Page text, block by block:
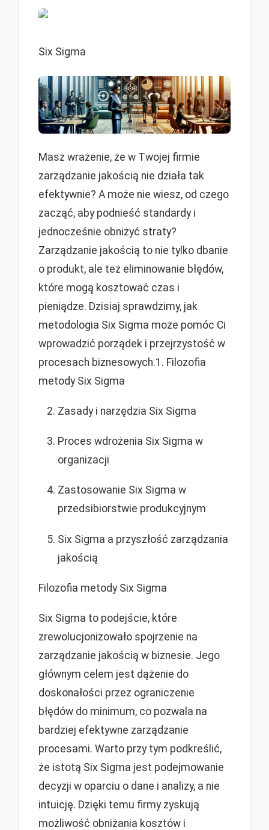
Six Sigma
Masz wrażenie, że w Twojej firmie
zarządzanie jakością nie działa tak
efektywnie? A może nie wiesz, od czego
zacząć, aby podnieść standardy i
jednocześnie obniżyć straty?
Zarządzanie jakością to nie tylko dbanie
o produkt, ale też eliminowanie błędów,
które mogą kosztować czas i
pieniądze. Dzisiaj sprawdzimy, jak
metodologia Six Sigma może pomóc Ci
wprowadzić porządek i przejrzystość w
procesach biznesowych.1. Filozofia
metody Six Sigma
Zasady i narzędzia Six Sigma
Proces wdrożenia Six Sigma w
organizacji
Zastosowanie Six Sigma w
przedsibiorstwie produkcyjnym
Six Sigma a przyszłość zarządzania
jakością
Filozofia metody Six Sigma
Six Sigma to podejście, które
zrewolucjonizowało spojrzenie na
zarządzanie jakością w biznesie. Jego
głównym celem jest dążenie do
doskonałości przez ograniczenie
błędów do minimum, co pozwala na
bardziej efektywne zarządzanie
procesami. Warto przy tym podkreślić,
że istotą Six Sigma jest podejmowanie
decyzji w oparciu o dane i analizy, a nie
intuicję. Dzięki temu firmy zyskują
możliwość obniżania kosztów i